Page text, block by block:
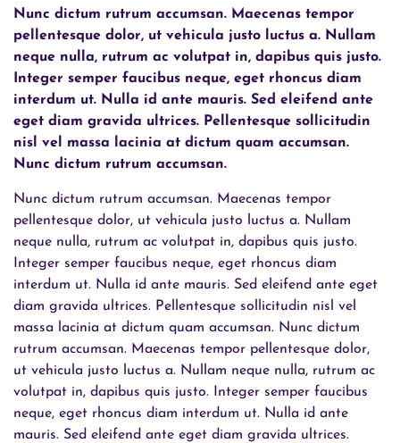
Nunc dictum rutrum accumsan. Maecenas tempor
pellentesque dolor, ut vehicula justo luctus a. Nullam
neque nulla, rutrum ac volutpat in, dapibus quis justo.
Integer semper faucibus neque, eget rhoncus diam
interdum ut. Nulla id ante mauris. Sed eleifend ante
eget diam gravida ultrices. Pellentesque sollicitudin
nisl vel massa lacinia at dictum quam accumsan.
Nunc dictum rutrum accumsan.
Nunc dictum rutrum accumsan. Maecenas tempor
pellentesque dolor, ut vehicula justo luctus a. Nullam
neque nulla, rutrum ac volutpat in, dapibus quis justo.
Integer semper faucibus neque, eget rhoncus diam
interdum ut. Nulla id ante mauris. Sed eleifend ante eget
diam gravida ultrices. Pellentesque sollicitudin nisl vel
massa lacinia at dictum quam accumsan. Nunc dictum
rutrum accumsan. Maecenas tempor pellentesque dolor,
ut vehicula justo luctus a. Nullam neque nulla, rutrum ac
volutpat in, dapibus quis justo. Integer semper faucibus
neque, eget rhoncus diam interdum ut. Nulla id ante
mauris. Sed eleifend ante eget diam gravida ultrices.